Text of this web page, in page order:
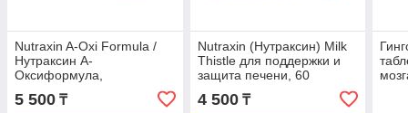
Nutraxin A-Oxi Formula /
Нутраксин А-
Оксиформула,
глутатион+ресвератрол,
60 таблеток
5 500 ₸
Nutraxin (Нутраксин) Milk
Thistle для поддержки и
защита печени, 60
таблеток
4 500₸